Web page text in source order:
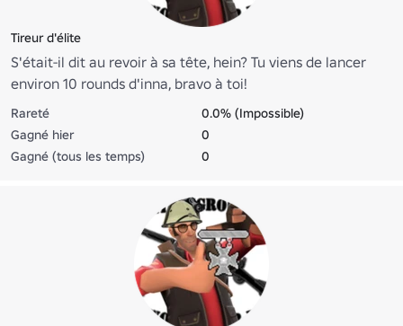
Tireur d'élite
S'était-il dit au revoir à sa tête, hein? Tu viens de lancer
environ 10 rounds d'inna, bravo à toi!
Rareté
0.0% (Impossible)
Gagné hier
0
Gagné (tous les temps)
0